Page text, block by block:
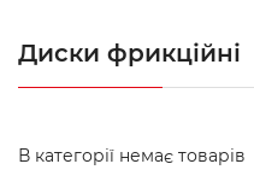
Диски фрикційні
В категорії немає товарів